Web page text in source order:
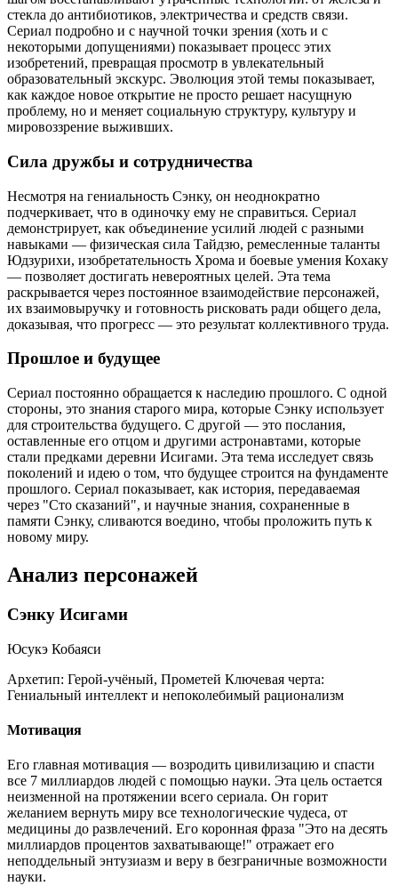
стекла до антибиотиков, электричества и средств связи.
Сериал подробно и с научной точки зрения (хоть и с
некоторыми допущениями) показывает процесс этих
изобретений, превращая просмотр в увлекательный
образовательный экскурс. Эволюция этой темы показывает,
как каждое новое открытие не просто решает насущную
проблему, но и меняет социальную структуру, культуру и
мировоззрение выживших.
Сила дружбы и сотрудничества
Несмотря на гениальность Сэнку, он неоднократно
подчеркивает, что в одиночку ему не справиться. Сериал
демонстрирует, как объединение усилий людей с разными
навыками — физическая сила Тайдзю, ремесленные таланты
Юдзурихи, изобретательность Хрома и боевые умения Кохаку
— позволяет достигать невероятных целей. Эта тема
раскрывается через постоянное взаимодействие персонажей,
их взаимовыручку и готовность рисковать ради общего дела,
доказывая, что прогресс — это результат коллективного труда.
Прошлое и будущее
Сериал постоянно обращается к наследию прошлого. С одной
стороны, это знания старого мира, которые Сэнку использует
для строительства будущего. С другой — это послания,
оставленные его отцом и другими астронавтами, которые
стали предками деревни Исигами. Эта тема исследует связь
поколений и идею о том, что будущее строится на фундаменте
прошлого. Сериал показывает, как история, передаваемая
через "Сто сказаний", и научные знания, сохраненные в
памяти Сэнку, сливаются воедино, чтобы проложить путь к
новому миру.
Анализ персонажей
Сэнку Исигами
Юсукэ Кобаяси
Архетип: Герой-учёный, Прометей Ключевая черта:
Гениальный интеллект и непоколебимый рационализм
Мотивация
Его главная мотивация — возродить цивилизацию и спасти
все 7 миллиардов людей с помощью науки. Эта цель остается
неизменной на протяжении всего сериала. Он горит
желанием вернуть миру все технологические чудеса, от
медицины до развлечений. Его коронная фраза "Это на десять
миллиардов процентов захватывающе!" отражает его
неподдельный энтузиазм и веру в безграничные возможности
науки.